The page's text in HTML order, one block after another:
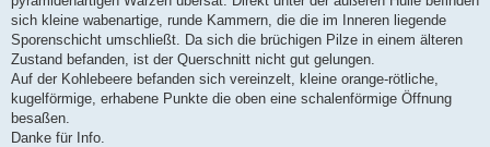
r
B
i
t
a
g
sich kleine wabenartige, runde Kammern, die die im Inneren liegende
Sporenschicht umschließt. Da sich die brüchigen Pilze in einem älteren
Zustand befanden, ist der Querschnitt nicht gut gelungen.
Auf der Kohlebeere befanden sich vereinzelt, kleine orange-rötliche,
kugelförmige, erhabene Punkte die oben eine schalenförmige Öffnung
besaßen.
Danke für Info.